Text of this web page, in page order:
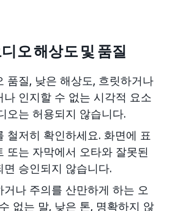
오 해상도 및 품질
품질, 낮은 해상도, 흐릿하거나
나 인지할 수 없는 시각적 요소
오는 허용되지 않습니다.
철저히 확인하세요. 화면에 표
또는 자막에서 오타와 잘못된
면 승인되지 않습니다.
거나 주의를 산만하게 하는 오
없는 말, 낮은 톤, 명확하지 않